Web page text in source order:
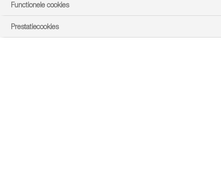
Functionele cookies
Prestatiecookies